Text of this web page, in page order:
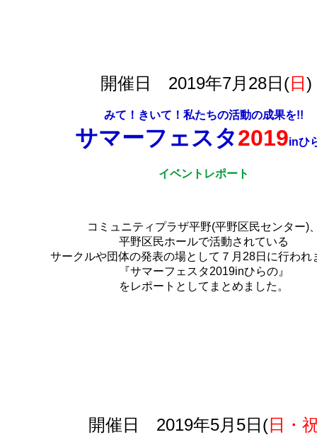
開催日 2019年7月28日(日 )
みて！きいて！私たちの活動の成果を!!
サマーフェスタ2019inひ
イベントレポート
コミュニティプラザ平野(平野区民センター)
平野区民ホールで活動されている
サークルや団体の発表の場として７月28日に行われ
『サマーフェスタ2019inひらの』
をレポートとしてまとめました。
開催日 2019年5月5日(日・